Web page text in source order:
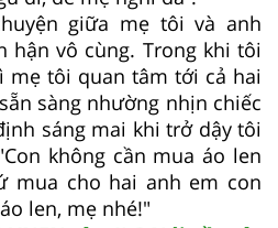
giữa mẹ tôi và anh
hận vô cùng. Trong khi tôi
mẹ tôi quan tâm tới cả hai
sàng nhường nhịn chiếc
sáng mai khi trở dậy tôi
không cần mua áo len
mua cho hai anh em con
len, mẹ nhé!"